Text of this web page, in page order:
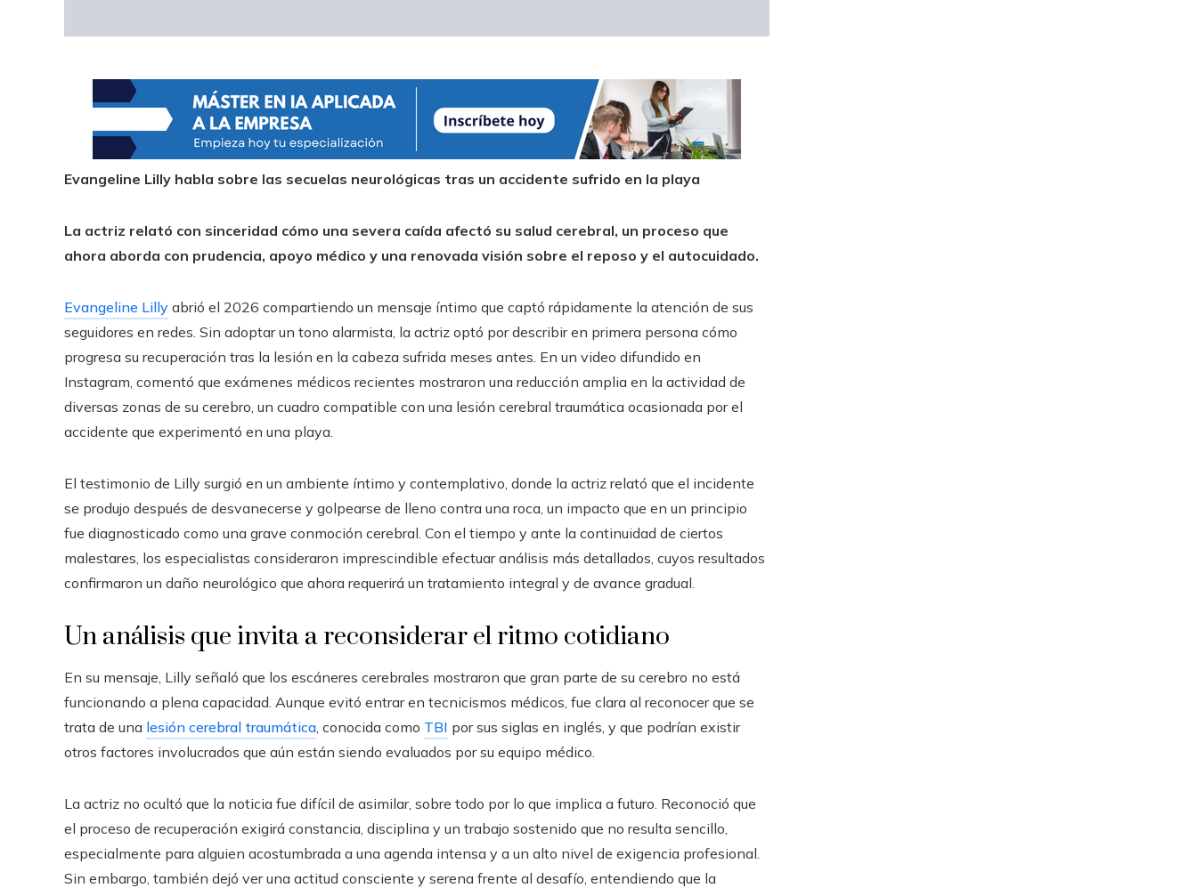
Evangeline Lilly habla sobre las secuelas neurológicas tras un accidente sufrido en la playa
La actriz relató con sinceridad cómo una severa caída afectó su salud cerebral, un proceso que
ahora aborda con prudencia, apoyo médico y una renovada visión sobre el reposo y el autocuidado.
Evangeline Lilly abrió el 2026 compartiendo un mensaje íntimo que captó rápidamente la atención de sus
seguidores en redes. Sin adoptar un tono alarmista, la actriz optó por describir en primera persona cómo
progresa su recuperación tras la lesión en la cabeza sufrida meses antes. En un video difundido en
Instagram, comentó que exámenes médicos recientes mostraron una reducción amplia en la actividad de
diversas zonas de su cerebro, un cuadro compatible con una lesión cerebral traumática ocasionada por el
accidente que experimentó en una playa.
El testimonio de Lilly surgió en un ambiente íntimo y contemplativo, donde la actriz relató que el incidente
se produjo después de desvanecerse y golpearse de lleno contra una roca, un impacto que en un principio
fue diagnosticado como una grave conmoción cerebral. Con el tiempo y ante la continuidad de ciertos
malestares, los especialistas consideraron imprescindible efectuar análisis más detallados, cuyos resultados
confirmaron un daño neurológico que ahora requerirá un tratamiento integral y de avance gradual.
Un análisis que invita a reconsiderar el ritmo cotidiano
En su mensaje, Lilly señaló que los escáneres cerebrales mostraron que gran parte de su cerebro no está
funcionando a plena capacidad. Aunque evitó entrar en tecnicismos médicos, fue clara al reconocer que se
trata de una lesión cerebral traumática, conocida como TBI por sus siglas en inglés, y que podrían existir
otros factores involucrados que aún están siendo evaluados por su equipo médico.
La actriz no ocultó que la noticia fue difícil de asimilar, sobre todo por lo que implica a futuro. Reconoció que
el proceso de recuperación exigirá constancia, disciplina y un trabajo sostenido que no resulta sencillo,
especialmente para alguien acostumbrada a una agenda intensa y a un alto nivel de exigencia profesional.
Sin embargo, también dejó ver una actitud consciente y serena frente al desafío, entendiendo que la